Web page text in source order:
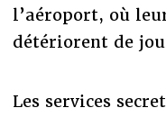
l’aéroport, où
détériorent de
Les services